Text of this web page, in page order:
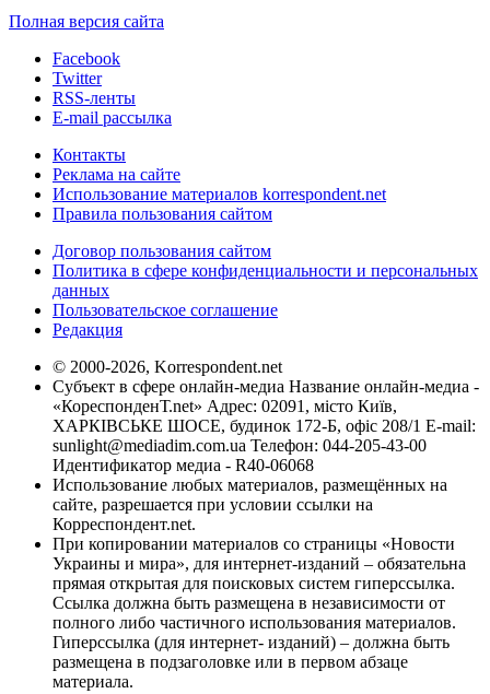
Полная версия сайта
Facebook
Twitter
RSS-ленты
E-mail рассылка
Контакты
Реклама на сайте
Использование материалов korrespondent.net
Правила пользования сайтом
Договор пользования сайтом
Политика в сфере конфиденциальности и персональных
данных
Пользовательское соглашение
Редакция
© 2000-2026, Korrespondent.net
Субъект в сфере онлайн-медиа Название онлайн-медиа -
«КореспонденТ.net» Адрес: 02091, місто Київ,
ХАРКІВСЬКЕ ШОСЕ, будинок 172-Б, офіс 208/1 E-mail:
sunlight@mediadim.com.ua Телефон: 044-205-43-00
Идентификатор медиа - R40-06068
Использование любых материалов, размещённых на
сайте, разрешается при условии ссылки на
Корреспондент.net.
При копировании материалов со страницы «Новости
Украины и мира», для интернет-изданий – обязательна
прямая открытая для поисковых систем гиперссылка.
Ссылка должна быть размещена в независимости от
полного либо частичного использования материалов.
Гиперссылка (для интернет- изданий) – должна быть
размещена в подзаголовке или в первом абзаце
материала.